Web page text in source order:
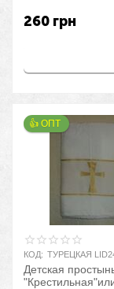
260 грн
👍 ОПТ
КОД: ТУРЕЦКАЯ
Детская